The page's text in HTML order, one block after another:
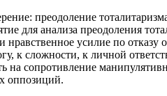
преодоление
для анализа преодоления
нравственное усилие по отказу
к сложности, к личной
на сопротивление
оппозиций.